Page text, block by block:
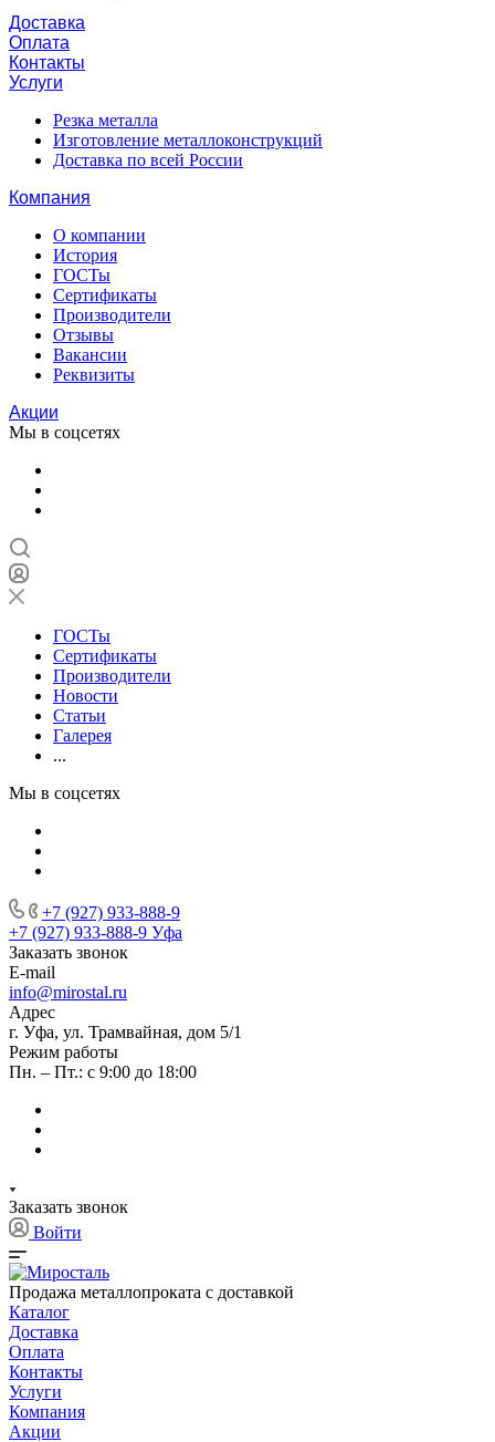
Доставка
Оплата
Контакты
Услуги
Резка металла
Изготовление металлоконструкций
Доставка по всей России
Компания
О компании
История
ГОСТы
Сертификаты
Производители
Отзывы
Вакансии
Реквизиты
Акции
Мы в соцсетях
ГОСТы
Сертификаты
Производители
Новости
Статьи
Галерея
...
Мы в соцсетях
+7 (927) 933-888-9
+7 (927) 933-888-9 Уфа
Заказать звонок
E-mail
info@mirostal.ru
Адрес
г. Уфа, ул. Трамвайная, дом 5/1
Режим работы
Пн. – Пт.: с 9:00 до 18:00
Заказать звонок
Войти
Продажа металлопроката с доставкой
Каталог
Доставка
Оплата
Контакты
Услуги
Компания
Акции